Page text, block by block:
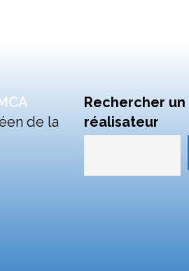
de la
Rechercher un
réalisateur